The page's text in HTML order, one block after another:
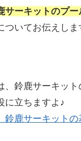
サーキットのプ
ついてお伝えしま
、鈴鹿サーキッ
に立ちますよ♪
鈴鹿サーキット